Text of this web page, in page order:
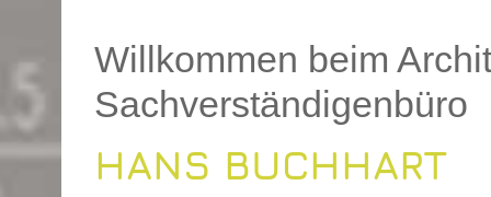
Willkommen beim
Sachverständigenbüro
HANS BUCHHART